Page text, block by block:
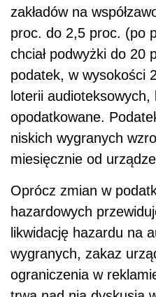
zakładów na
proc. do 2,5 proc. (po
chciał podwyżki do 20
podatek, w wysokości
loterii
opodatkowane.
niskich wygranych
miesięcznie od
Oprócz zmian w
hazardowych
likwidację hazardu na
wygranych, zakaz
ograniczenia w